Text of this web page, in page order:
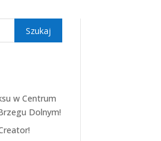
w Centrum
Dolnym!